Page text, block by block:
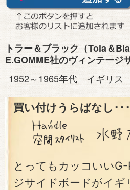
トラー＆ブラック（Tola＆
E.GOMME社のヴィンテージ
1952～1965年代 イギリス
買い付けうらばなし･･･
とってもカッコいい
ジサイドボードがイギ